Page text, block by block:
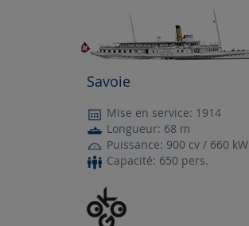
Savoie
Mise en service: 1914
Longueur: 68 m
Puissance: 900 cv / 660 kW
Capacité: 650 pers.